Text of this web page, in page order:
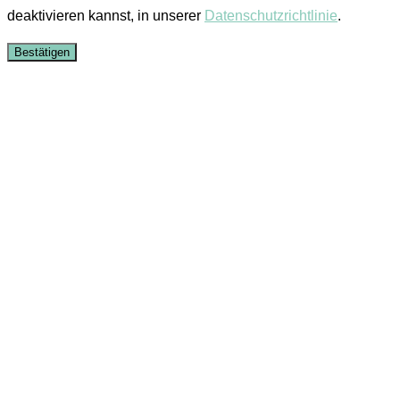
deaktivieren kannst, in unserer Datenschutzrichtlinie.
Bestätigen